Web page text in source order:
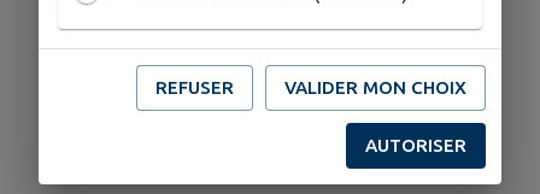
REFUSER VALIDER MON CHOIX
AUTORISER